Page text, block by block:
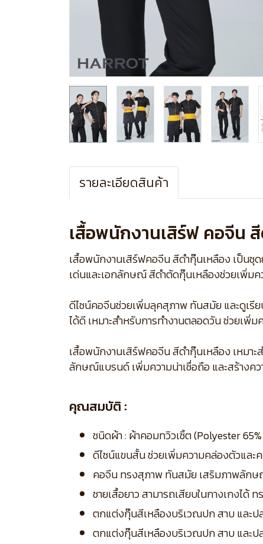
รายละเอียดสินค้า
เสื้อพนักงานเสิร์ฟ คอจีน
เสื้อพนักงานเสิร์ฟคอจีน สีดำกุ๊นเหลือง เป็นชุ
เด่นและเอกลักษณ์ สีดำตัดกุ๊นเหลืองช่วยเพิ่ม
ดีไซน์คอจีนช่วยเพิ่มลุคสุภาพ ทันสมัย และดูเรีย
ได้ดี เหมาะสำหรับการทำงานตลอดวัน ช่วยเพิ่
เสื้อพนักงานเสิร์ฟคอจีน สีดำกุ๊นเหลือง เหมา
ลักษณ์แบรนด์ เพิ่มความน่าเชื่อถือ และสร้างค
คุณสมบัติ :
ชนิดผ้า : ผ้าคอมทวิวเชิ้ต (Polyester
ดีไซน์แขนสั้น ช่วยเพิ่มความคล่องตัวและ
คอจีน ทรงสุภาพ ทันสมัย เสริมภาพลัก
ชายเสื้อยาว สามารถเสียบในกางเกงได้
ตกแต่งกุ๊นสีเหลืองบริเวณปก สาบ และ
ตกแต่งกุ๊นสีเหลืองบริเวณปก สาบ และ